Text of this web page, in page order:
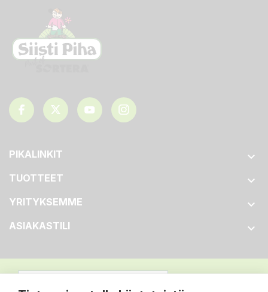
PIKALINKIT 
TUOTTEET 
YRITYKSEMME 
ASIAKASTILI 